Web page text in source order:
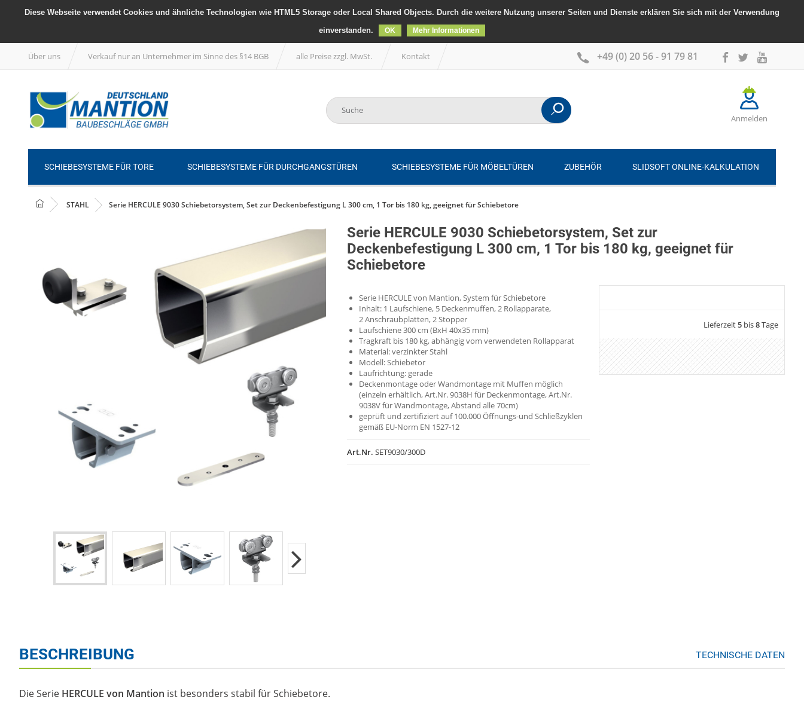
Diese Webseite verwendet Cookies und ähnliche Technologien wie HTML5 Storage oder Local Shared Objects. Durch die weitere Nutzung unserer Seiten und Dienste erklären Sie sich mit der Verwendung
einverstanden.
OK Mehr Informationen
Über uns Verkauf nur an Unternehmer im Sinne des §14 BGB alle Preise zzgl. MwSt. Kontakt +49 (0) 20 56 - 91 79 81
Anmelden
SCHIEBESYSTEME FÜR TORE SCHIEBESYSTEME FÜR DURCHGANGSTÜREN SCHIEBESYSTEME FÜR MÖBELTÜREN ZUBEHÖR SLIDSOFT ONLINE-KALKULATION
STAHL Serie HERCULE 9030 Schiebetorsystem, Set zur Deckenbefestigung L 300 cm, 1 Tor bis 180 kg, geeignet für Schiebetore
Serie HERCULE 9030 Schiebetorsystem, Set zur
Deckenbefestigung L 300 cm, 1 Tor bis 180 kg, geeignet für
Schiebetore
Serie HERCULE von Mantion, System für Schiebetore
Inhalt: 1 Laufschiene, 5 Deckenmuffen, 2 Rollapparate,
2 Anschraubplatten, 2 Stopper
Laufschiene 300 cm (BxH 40x35 mm)
Tragkraft bis 180 kg, abhängig vom verwendeten Rollapparat
Material: verzinkter Stahl
Modell: Schiebetor
Laufrichtung: gerade
Deckenmontage oder Wandmontage mit Muffen möglich
(einzeln erhältlich, Art.Nr. 9038H für Deckenmontage, Art.Nr.
9038V für Wandmontage, Abstand alle 70cm)
geprüft und zertifiziert auf 100.000 Öffnungs-und Schließzyklen
gemäß EU-Norm EN 1527-12
Art.Nr. SET9030/300D
Lieferzeit5bis8Tage
BESCHREIBUNG TECHNISCHE DATEN
Die Serie HERCULE von Mantion ist besonders stabil für Schiebetore.